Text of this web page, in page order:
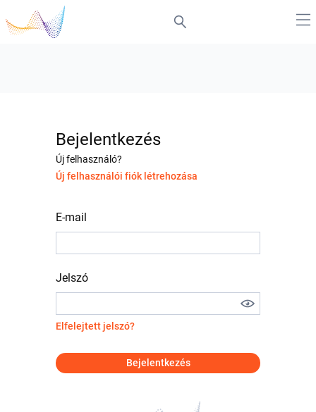
Bejelentkezés
Új felhasználó?
Új felhasználói fiók létrehozása
E-mail
Jelszó
Elfelejtett jelszó?
Bejelentkezés